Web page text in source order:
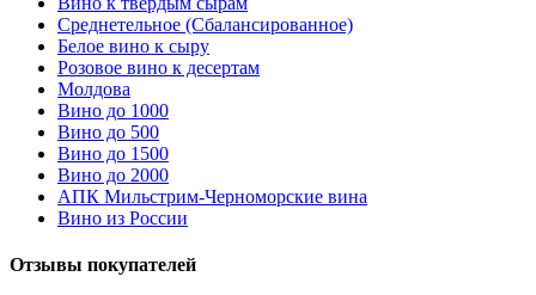
Среднетельное (Сбалансированное)
Белое вино к сыру
Розовое вино к десертам
Молдова
Вино до 1000
Вино до 500
Вино до 1500
Вино до 2000
АПК Мильстрим-Черноморские вина
Вино из России
Отзывы покупателей